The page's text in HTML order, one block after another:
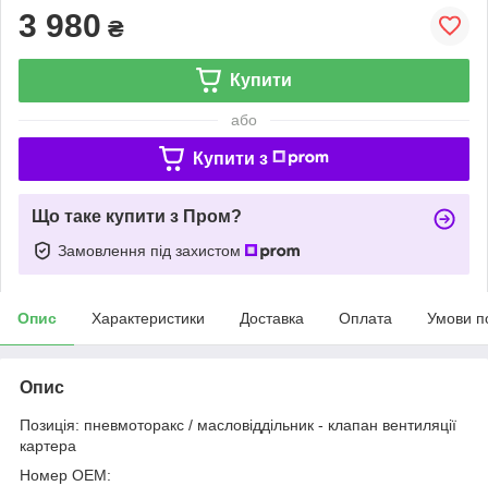
3 980 ₴
Купити
або
Купити з
Що таке купити з Пром?
Замовлення під захистом
Опис Характеристики Доставка Оплата Умови
Опис
Позиція: пневмоторакс / масловіддільник - клапан вентиляції
картера
Номер OEM: